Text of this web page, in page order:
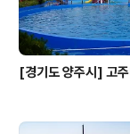
[경기도 양주시] 고